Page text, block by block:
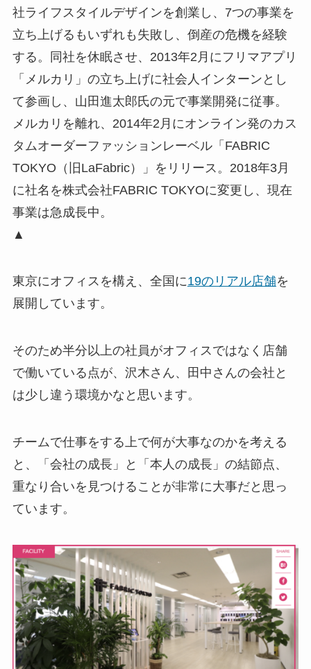
社ライフスタイルデザインを創業し、7つの事業を
立ち上げるもいずれも失敗し、倒産の危機を経験
する。同社を休眠させ、2013年2月にフリマアプリ
「メルカリ」の立ち上げに社会人インターンとし
て参画し、山田進太郎氏の元で事業開発に従事。
メルカリを離れ、2014年2月にオンライン発のカス
タムオーダーファッションレーベル「FABRIC
TOKYO（旧LaFabric）」をリリース。2018年3月
に社名を株式会社FABRIC TOKYOに変更し、現在
事業は急成長中。
▲
東京にオフィスを構え、全国に19のリアル店舗を
展開しています。
そのため半分以上の社員がオフィスではなく店舗
で働いている点が、沢木さん、田中さんの会社と
は少し違う環境かなと思います。
チームで仕事をする上で何が大事なのかを考える
と、「会社の成長」と「本人の成長」の結節点、
重なり合いを見つけることが非常に大事だと思っ
ています。